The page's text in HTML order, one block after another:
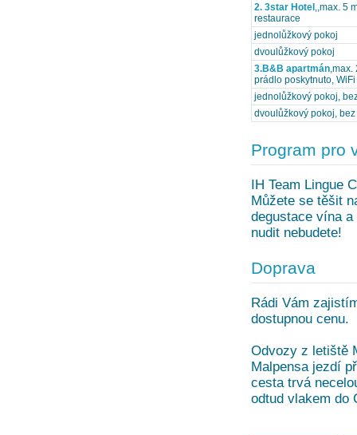
2. 3star Hotel ,,max. 5
restaurace
jednolůžkový pokoj
dvoulůžkový pokoj
3.B&B apartmán,max.
prádlo poskytnuto,
jednolůžkový pokoj,
dvoulůžkový pokoj, bez
Program pro
IH Team Lingue
Můžete se těšit
degustace vína
nudit nebudete!
Doprava
Rádi Vám
dostupnou cenu.
Odvozy z letiště
Malpensa jezdí
cesta trvá
odtud vlakem do